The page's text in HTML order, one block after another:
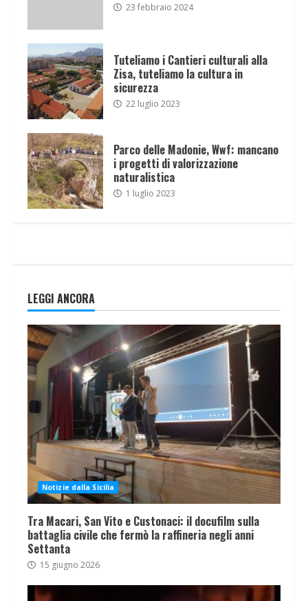
23 febbraio 2024
Tuteliamo i Cantieri culturali alla
Zisa, tuteliamo la cultura in
sicurezza
22 luglio 2023
Parco delle Madonie, Wwf: mancano
i progetti di valorizzazione
naturalistica
1 luglio 2023
LEGGI ANCORA
Notizie dalla Sicilia
Tra Macari, San Vito e Custonaci: il docufilm sulla
battaglia civile che fermò la raffineria negli anni
Settanta
15 giugno 2026